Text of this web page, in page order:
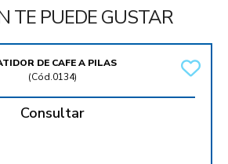
TE PUEDE GUSTAR
DE CAFE A PILAS
(Cód.0134)
Consultar